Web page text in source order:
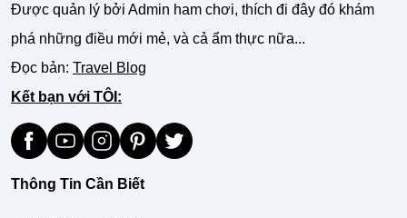
Được quản lý bởi Admin ham chơi, thích đi đây đó khám
phá những điều mới mẻ, và cả ẩm thực nữa...
Đọc bản: Travel Blog
Kết bạn với TÔI:
Thông Tin Cần Biết